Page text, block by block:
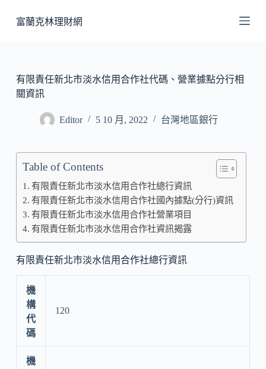
至
容
富蘭克林理財網
有限責任新北市淡水信用合作社代碼、營業據點分行相
關資訊
Editor 5 10 月, 2022 台灣地區銀行
Table of Contents
有限責任新北市淡水信用合作社總行資訊
有限責任新北市淡水信用合作社國內據點(分行)資訊
有限責任新北市淡水信用合作社營業項目
有限責任新北市淡水信用合作社資訊揭露
有限責任新北市淡水信用合作社總行資訊
機
構
代
碼
120
機